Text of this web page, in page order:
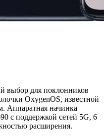
выбор для поклонников
OxygenOS, известной
Аппаратная начинка
с поддержкой сетей 5G, 6
расширения.